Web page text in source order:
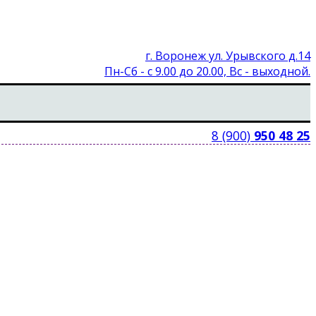
г. Воронеж ул. Урывского д.14
Пн-Сб - с 9.00 до 20.00, Вс - выходной.
8 (900) 950 48 25